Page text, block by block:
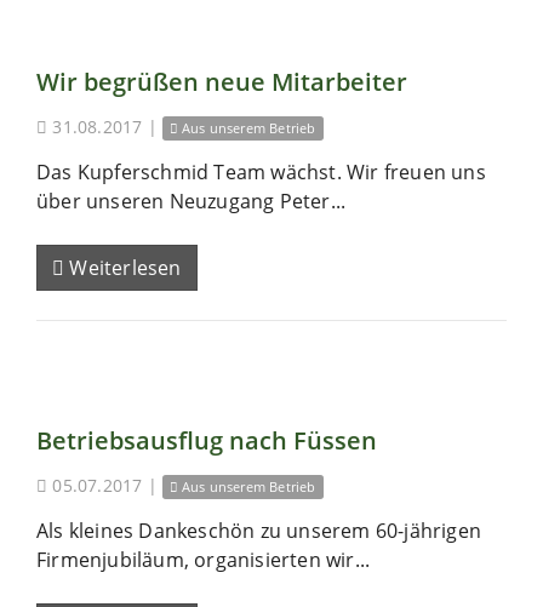
Wir begrüßen neue Mitarbeiter
31.08.2017 | Aus unserem Betrieb
Das Kupferschmid Team wächst. Wir freuen uns
über unseren Neuzugang Peter...
Weiterlesen
Betriebsausflug nach Füssen
05.07.2017 | Aus unserem Betrieb
Als kleines Dankeschön zu unserem 60-jährigen
Firmenjubiläum, organisierten wir...